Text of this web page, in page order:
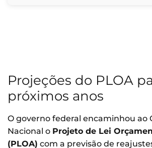
Projeções do PLOA
próximos anos
O governo federal encaminhou ao
Nacional o Projeto de Lei
(PLOA) com a previsão de